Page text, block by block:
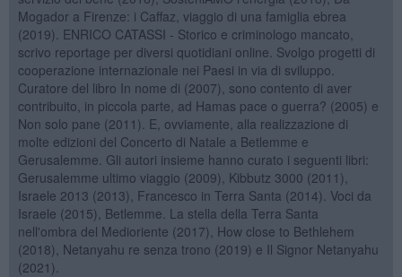
Mogador a Firenze: i Caffaz, viaggio di una famiglia ebrea
(2019). ENRICO CATASSI - Storico e criminologo mancato,
scrivo reportage per diversi quotidiani online. Svolgo progetti di
cooperazione internazionale nei Paesi in via di sviluppo.
Curatore del libro In nome di (2007), sono contento di aver
contribuito, in piccola parte, ad Hamas pace o guerra? (2005) e
Non solo pane (2011). E, ovviamente, alla realizzazione di
molte edizioni del Concerto di Natale a Betlemme e
Gerusalemme. Gli autori insieme hanno curato i seguenti libri:
Gerusalemme ultimo viaggio (2009), Kibbutz 3000 (2011),
Israele 2013 (2013), Francesco in Terra Santa (2014). Voci da
Israele (2015), Betlemme. La stella della Terra Santa
nell'ombra del Medioriente (2017), How close to Bethlehem
(2018), Netanyahu re senza trono (2019) e Il Signor Netanyahu
(2021).